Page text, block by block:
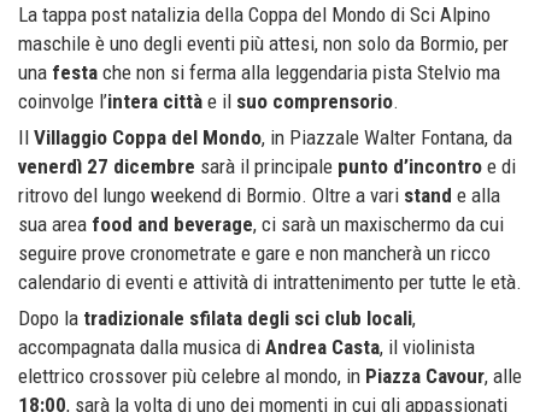
La tappa post natalizia della Coppa del Mondo di Sci Alpino
maschile è uno degli eventi più attesi, non solo da Bormio, per
una festa che non si ferma alla leggendaria pista Stelvio ma
coinvolge l’intera città e il suo comprensorio.
Il Villaggio Coppa del Mondo, in Piazzale Walter Fontana, da
venerdì 27 dicembre sarà il principale punto d’incontro e di
ritrovo del lungo weekend di Bormio. Oltre a vari stand e alla
sua area food and beverage, ci sarà un maxischermo da cui
seguire prove cronometrate e gare e non mancherà un ricco
calendario di eventi e attività di intrattenimento per tutte le età.
Dopo la tradizionale sfilata degli sci club locali,
accompagnata dalla musica di Andrea Casta, il violinista
elettrico crossover più celebre al mondo, in Piazza Cavour, alle
18:00, sarà la volta di uno dei momenti in cui gli appassionati